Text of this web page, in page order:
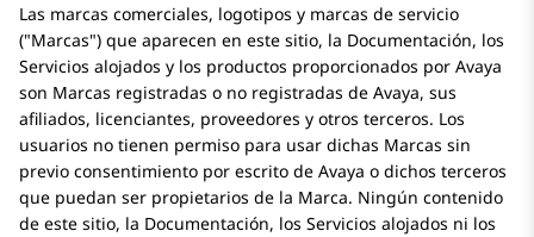
Las marcas comerciales, logotipos y marcas de servicio
( Marcas ) que aparecen en este sitio, la Documentación, los
Servicios alojados y los productos proporcionados por Avaya
son Marcas registradas o no registradas de Avaya, sus
afiliados, licenciantes, proveedores y otros terceros. Los
usuarios no tienen permiso para usar dichas Marcas sin
previo consentimiento por escrito de Avaya o dichos terceros
que puedan ser propietarios de la Marca. Ningún contenido
de este sitio, la Documentación, los Servicios alojados ni los